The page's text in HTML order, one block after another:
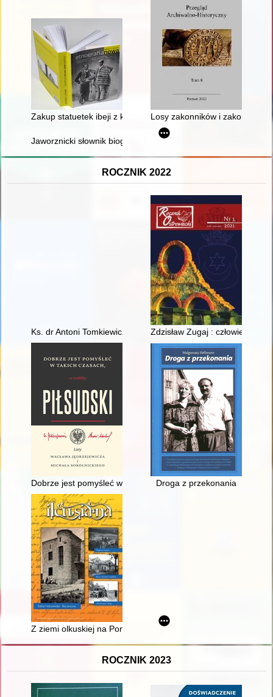
Zakup statuetek ibeji z kolekcji rodziny Bojarskich = The
Losy zakonników i zakonnic z
Jaworznicki słownik biograficzny. T. 1
ROCZNIK 2022
Ks. dr Antoni Tomkiewicz Zdzisław Zugaj : człowiek
Dobrze jest pomyśleć w takich czasach, co zrobiłby Piłsudski"
Droga z przekonania
Z ziemi olkuskiej na Ponidzie : rzecz o Karolu Godeffroy
ROCZNIK 2023